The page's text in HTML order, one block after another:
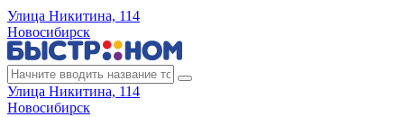
Улица Никитина, 114
Новосибирск
Улица Никитина, 114
Новосибирск